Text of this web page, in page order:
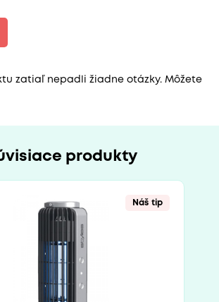
zatiaľ nepadli žiadne otázky. Môžete
produkty
Náš tip